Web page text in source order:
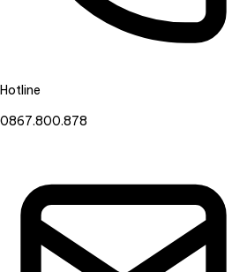
Hotline
0867.800.878